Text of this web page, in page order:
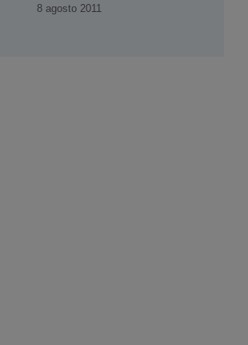
8 agosto 2011